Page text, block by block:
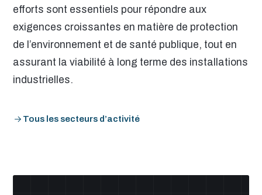
efforts sont essentiels pour répondre aux
exigences croissantes en matière de protection
de l’environnement et de santé publique, tout en
assurant la viabilité à long terme des installations
industrielles.
Tous les secteurs d’activité